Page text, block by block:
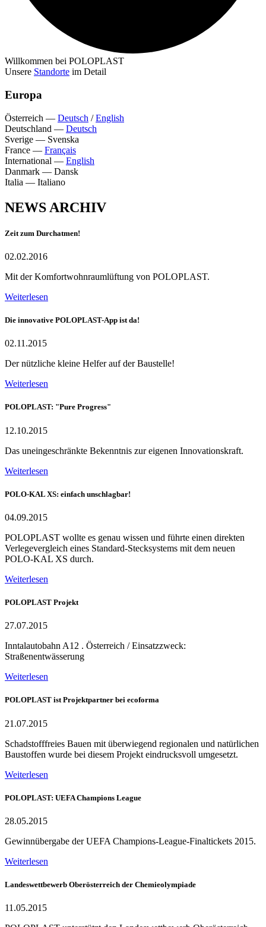
Willkommen bei POLOPLAST
Unsere Standorte im Detail
Europa
Österreich — Deutsch /English
Deutschland — Deutsch
Sverige — Svenska
France — Français
International — English
Danmark — Dansk
Italia — Italiano
NEWS ARCHIV
Zeit zum Durchatmen!
02.02.2016
Mit der Komfortwohnraumlüftung von POLOPLAST.
Weiterlesen
Die innovative POLOPLAST-App ist da!
02.11.2015
Der nützliche kleine Helfer auf der Baustelle!
Weiterlesen
POLOPLAST: "Pure Progress"
12.10.2015
Das uneingeschränkte Bekenntnis zur eigenen Innovationskraft.
Weiterlesen
POLO-KAL XS: einfach unschlagbar!
04.09.2015
POLOPLAST wollte es genau wissen und führte einen direkten
Verlegevergleich eines Standard-Stecksystems mit dem neuen
POLO-KAL XS durch.
Weiterlesen
POLOPLAST Projekt
27.07.2015
Inntalautobahn A12 . Österreich / Einsatzzweck:
Straßenentwässerung
Weiterlesen
POLOPLAST ist Projektpartner bei ecoforma
21.07.2015
Schadstofffreies Bauen mit überwiegend regionalen und natürlichen
Baustoffen wurde bei diesem Projekt eindrucksvoll umgesetzt.
Weiterlesen
POLOPLAST: UEFA Champions League
28.05.2015
Gewinnübergabe der UEFA Champions-League-Finaltickets 2015.
Weiterlesen
Landeswettbewerb Oberösterreich der Chemieolympiade
11.05.2015